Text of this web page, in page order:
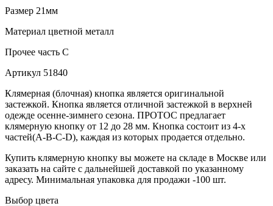
Размер 21мм
Материал цветной металл
Прочее часть C
Артикул 51840
Клямерная (блочная) кнопка является оригинальной
застежкой. Кнопка является отличной застежкой в верхней
одежде осенне-зимнего сезона. ПРОТОС предлагает
клямерную кнопку от 12 до 28 мм. Кнопка состоит из 4-х
частей(А-В-С-D), каждая из которых продается отдельно.
Купить клямерную кнопку вы можете на складе в Москве или
заказать на сайте с дальнейшей доставкой по указанному
адресу. Минимальная упаковка для продажи -100 шт.
Выбор цвета